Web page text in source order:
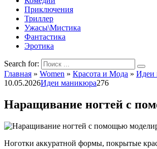
Приключения
Триллер
Ужасы\Мистика
Фантастика
Эротика
Search for:
Главная » Women » Красота и Мода » Идеи
10.05.2026Идеи маникюра276
Наращивание ногтей с
Ноготки аккуратной формы, покрытые